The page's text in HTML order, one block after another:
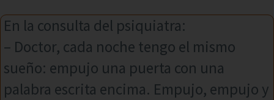
En la consulta del psiquiatra:
– Doctor, cada noche tengo el mismo
sueño: empujo una puerta con una
palabra escrita encima. Empujo, empujo y